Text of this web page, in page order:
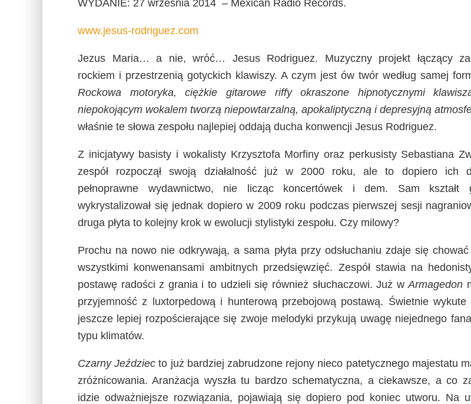
WYDANIE: 27 września 2014 – Mexican Radio Records.
www.jesus-rodriguez.com
Jezus Maria… a nie, wróć… Jesus Rodriguez. Muzyczny projekt łączący
rockiem i przestrzenią gotyckich klawiszy. A czym jest ów twór według samej
Rockowa motoryka, ciężkie gitarowe riffy okraszone hipnotycznymi
niepokojącym wokalem tworzą niepowtarzalną, apokaliptyczną i depresyjną
właśnie te słowa zespołu najlepiej oddają ducha konwencji Jesus Rodriguez.
Z inicjatywy basisty i wokalisty Krzysztofa Morfiny oraz perkusisty Sebastiana
zespół rozpoczął swoją działalność już w 2000 roku, ale to dopiero ich
pełnoprawne wydawnictwo, nie licząc koncertówek i dem. Sam kształt
wykrystalizował się jednak dopiero w 2009 roku podczas pierwszej sesji
druga płyta to kolejny krok w ewolucji stylistyki zespołu. Czy milowy?
Prochu na nowo nie odkrywają, a sama płyta przy odsłuchaniu zdaje się
wszystkimi konwenansami ambitnych przedsięwzięć. Zespół stawia na
postawę radości z grania i to udzieli się również słuchaczowi. Już wArmagedon
przyjemność z luxtorpedową i hunterową przebojową postawą. Świetnie
jeszcze lepiej rozpościerające się zwoje melodyki przykują uwagę niejednego
typu klimatów.
Czarny Jeździec to już bardziej zabrudzone rejony nieco patetycznego majestatu
zróżnicowania. Aranżacja wyszła tu bardzo schematyczna, a ciekawsze, a co
idzie odważniejsze rozwiązania, pojawiają się dopiero pod koniec utworu. Na